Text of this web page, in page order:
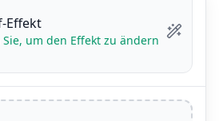
Effekt
Sie, um den Effekt zu ändern